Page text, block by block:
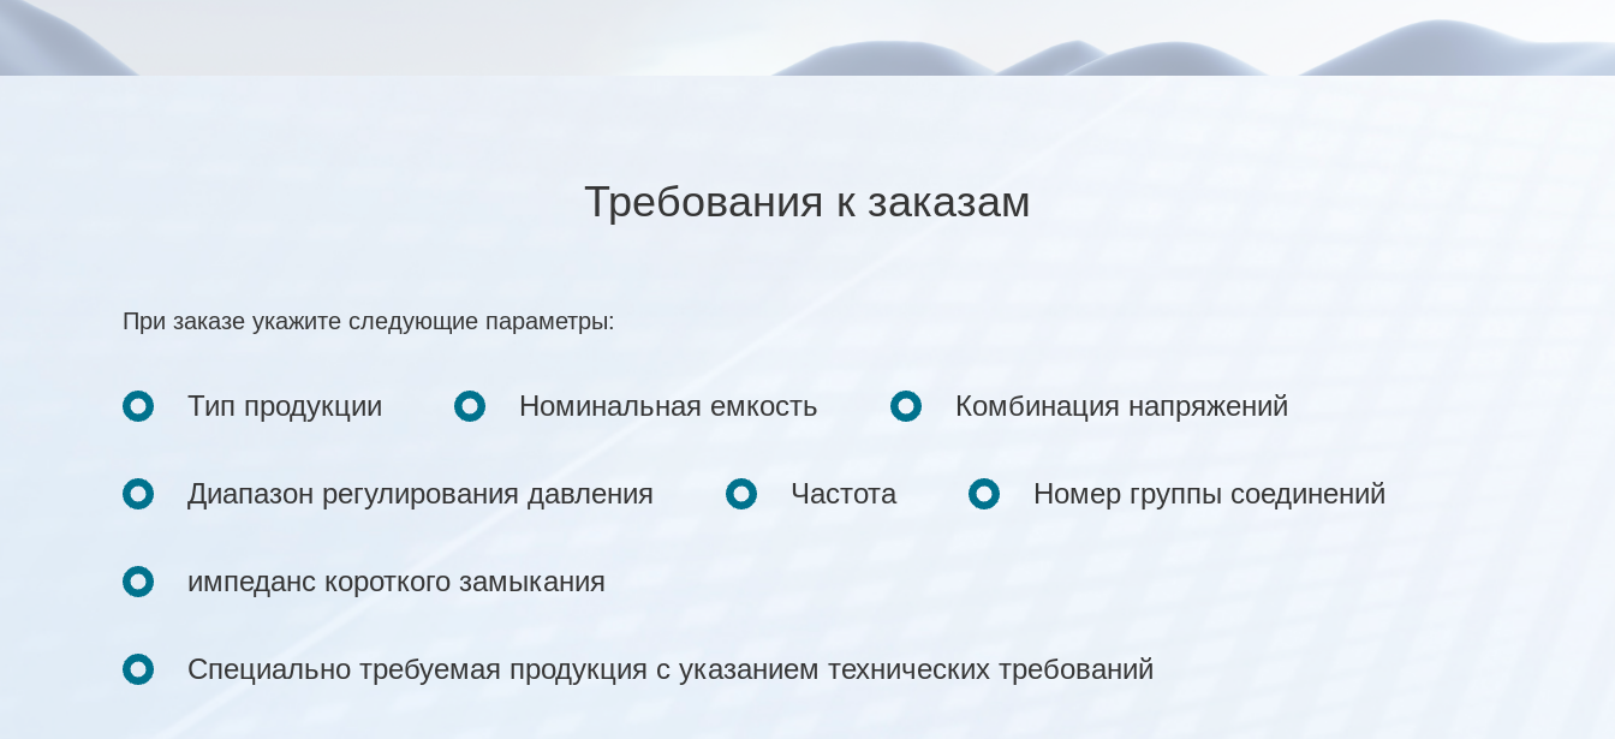
Требования к заказам
При заказе укажите следующие параметры:
Тип продукции Номинальная емкость Комбинация напряжений
Диапазон регулирования давления Частота Номер группы соединений
импеданс короткого замыкания
Специально требуемая продукция с указанием технических требований